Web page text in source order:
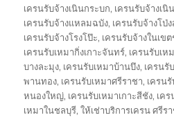
เครนรับจ้างเนินกระบก, เครนรับจ้างเนิ
เครนรับจ้างแหลมฉบัง, เครนรับจ้างโป่ง
เครนรับจ้างโรงโป๊ะ, เครนรับจ้างในเข
เครนรับเหมากิ่งเกาะจันทร์, เครนรับเห
บางละมุง, เครนรับเหมาบ้านบึง, เครนรั
พานทอง, เครนรับเหมาศรีราชา, เครน
หนองใหญ่, เครนรับเหมาเกาะสีชัง, เค
เหมาในชลบุรี,ให้เช่าบริการเครน ศรีร